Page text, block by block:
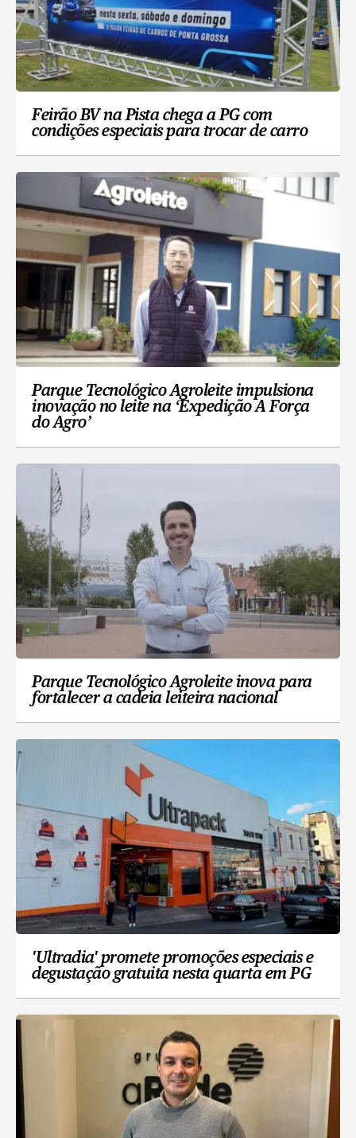
Feirão BV na Pista chega a PG com
condições especiais para trocar de carro
Parque Tecnológico Agroleite impulsiona
inovação no leite na ‘Expedição A Força
do Agro’
Parque Tecnológico Agroleite inova para
fortalecer a cadeia leiteira nacional
'Ultradia' promete promoções especiais e
degustação gratuita nesta quarta em PG